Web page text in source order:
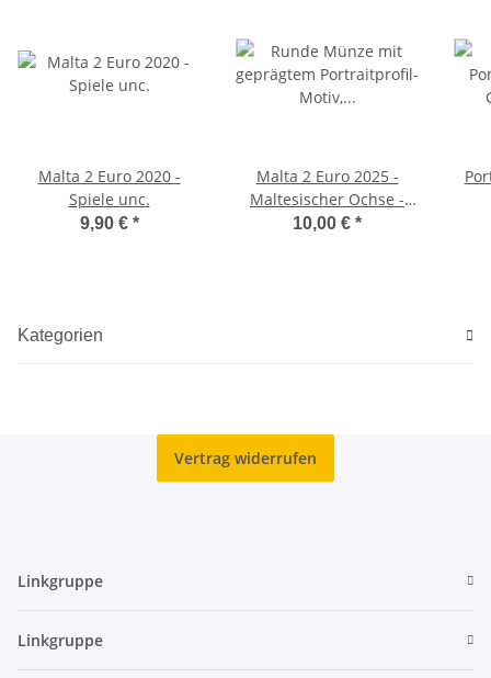
Malta 2 Euro 2020 -
Spiele unc.
9,90 € *
Malta 2 Euro 2025 -
Maltesischer Ochse -
unc
10,00 € *
Kategorien
Vertrag widerrufen
Linkgruppe
Linkgruppe